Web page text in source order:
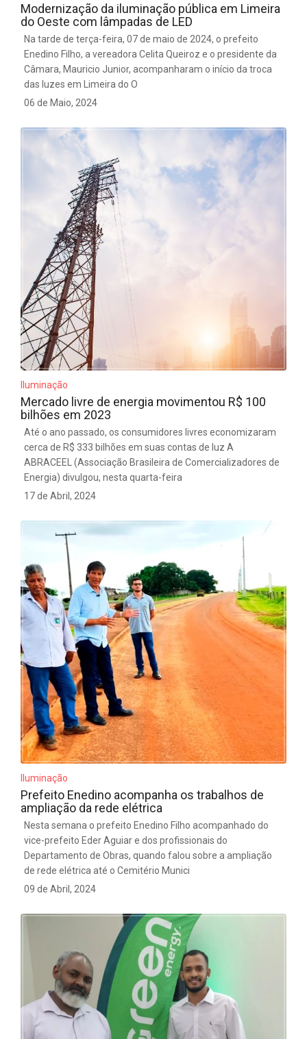
Modernização da iluminação pública em Limeira
do Oeste com lâmpadas de LED
Na tarde de terça-feira, 07 de maio de 2024, o prefeito
Enedino Filho, a vereadora Celita Queiroz e o presidente da
Câmara, Mauricio Junior, acompanharam o início da troca
das luzes em Limeira do O
06 de Maio, 2024
Iluminação
Mercado livre de energia movimentou R$ 100
bilhões em 2023
Até o ano passado, os consumidores livres economizaram
cerca de R$ 333 bilhões em suas contas de luz A
ABRACEEL (Associação Brasileira de Comercializadores de
Energia) divulgou, nesta quarta-feira
17 de Abril, 2024
Iluminação
Prefeito Enedino acompanha os trabalhos de
ampliação da rede elétrica
Nesta semana o prefeito Enedino Filho acompanhado do
vice-prefeito Eder Aguiar e dos profissionais do
Departamento de Obras, quando falou sobre a ampliação
de rede elétrica até o Cemitério Munici
09 de Abril, 2024